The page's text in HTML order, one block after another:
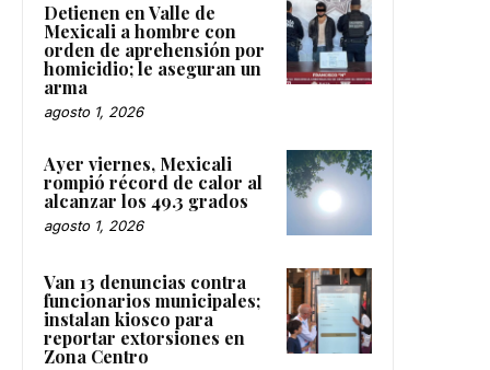
Detienen en Valle de
Mexicali a hombre con
orden de aprehensión por
homicidio; le aseguran un
arma
agosto 1, 2026
Ayer viernes, Mexicali
rompió récord de calor al
alcanzar los 49.3 grados
agosto 1, 2026
Van 13 denuncias contra
funcionarios municipales;
instalan kiosco para
reportar extorsiones en
Zona Centro